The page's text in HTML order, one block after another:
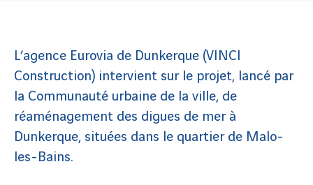
L’agence Eurovia de Dunkerque (VINCI
Construction) intervient sur le projet, lancé par
la Communauté urbaine de la ville, de
réaménagement des digues de mer à
Dunkerque, situées dans le quartier de Malo-
les-Bains.